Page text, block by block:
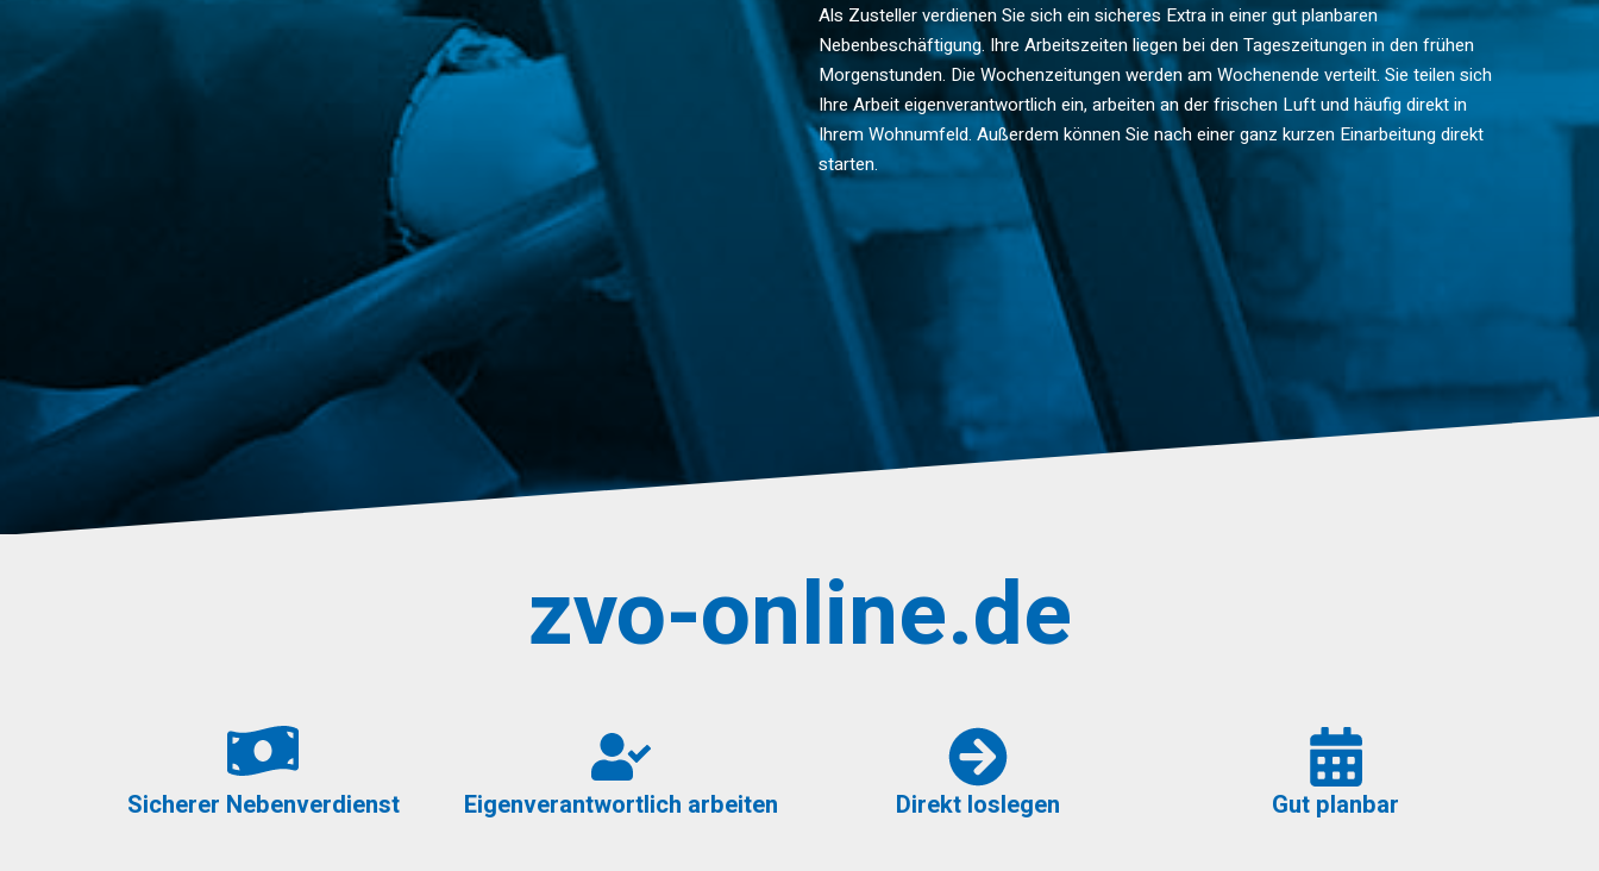
Als Zusteller verdienen Sie sich ein sicheres Extra in einer gut planbaren
Nebenbeschäftigung. Ihre Arbeitszeiten liegen bei den Tageszeitungen in den frühen
Morgenstunden. Die Wochenzeitungen werden am Wochenende verteilt. Sie teilen sich
Ihre Arbeit eigenverantwortlich ein, arbeiten an der frischen Luft und häufig direkt in
Ihrem Wohnumfeld. Außerdem können Sie nach einer ganz kurzen Einarbeitung direkt
starten.
zvo-online.de
Sicherer Nebenverdienst Eigenverantwortlich arbeiten Direkt loslegen Gut planbar